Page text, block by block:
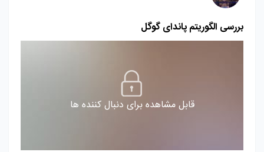
بررسی الگوریتم پاندای گوگل
قابل مشاهده برای دنبال کننده ها